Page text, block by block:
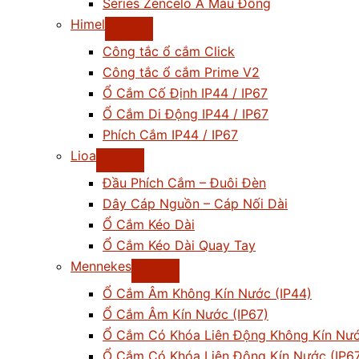
Series Zencelo A Màu Đồng
Himel
Công tắc ổ cắm Click
Công tắc ổ cắm Prime V2
Ổ Cắm Cố Định IP44 / IP67
Ổ Cắm Di Động IP44 / IP67
Phích Cắm IP44 / IP67
Lioa
Đầu Phích Cắm – Đuôi Đèn
Dây Cáp Nguồn – Cáp Nối Dài
Ổ Cắm Kéo Dài
Ổ Cắm Kéo Dài Quay Tay
Mennekes
Ổ Cắm Âm Không Kín Nước (IP44)
Ổ Cắm Âm Kín Nước (IP67)
Ổ Cắm Có Khóa Liên Động Không Kín